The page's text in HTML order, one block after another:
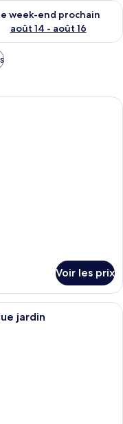
août 7 - août 9
week-end prochain
août 14 - août 16
la disponibilité pour
à coucher avec un lit,
Voir les prix
de vie lumineux et
jardin